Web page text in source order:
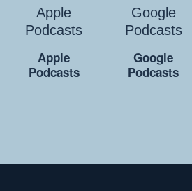
Apple
Podcasts
Google
Podcasts